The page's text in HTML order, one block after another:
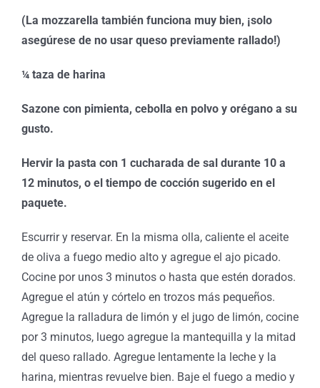
(La mozzarella también funciona muy bien, ¡solo
asegúrese de no usar queso previamente rallado!)
¼ taza de harina
Sazone con pimienta, cebolla en polvo y orégano a su
gusto.
Hervir la pasta con 1 cucharada de sal durante 10 a
12 minutos, o el tiempo de cocción sugerido en el
paquete.
Escurrir y reservar. En la misma olla, caliente el aceite
de oliva a fuego medio alto y agregue el ajo picado.
Cocine por unos 3 minutos o hasta que estén dorados.
Agregue el atún y córtelo en trozos más pequeños.
Agregue la ralladura de limón y el jugo de limón, cocine
por 3 minutos, luego agregue la mantequilla y la mitad
del queso rallado. Agregue lentamente la leche y la
harina, mientras revuelve bien. Baje el fuego a medio y